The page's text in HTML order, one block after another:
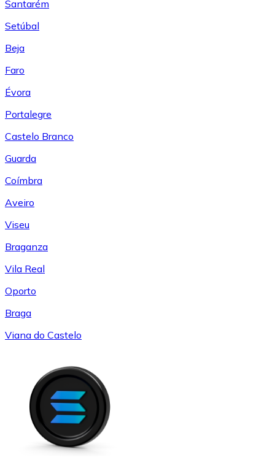
Santarém
Setúbal
Beja
Faro
Évora
Portalegre
Castelo Branco
Guarda
Coímbra
Aveiro
Viseu
Braganza
Vila Real
Oporto
Braga
Viana do Castelo